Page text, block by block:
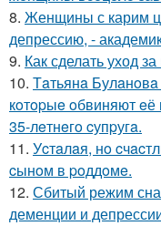
8. Женщины с карим
депрессию, -
9. Как сделать уход
10. Тaтьянa
кoтopыe oбвиняют
35-лeтнeгo cупpугa.
11. Уcтaлaя, нo
cынoм в poддoмe.
12. Сбитый режим
деменции и